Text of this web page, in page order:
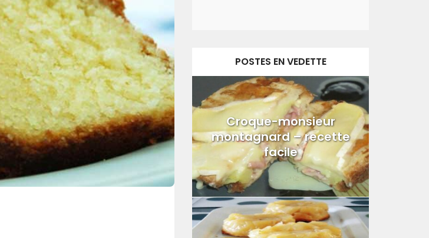
POSTES EN VEDETTE
Croque-monsieur
montagnard – recette
facile